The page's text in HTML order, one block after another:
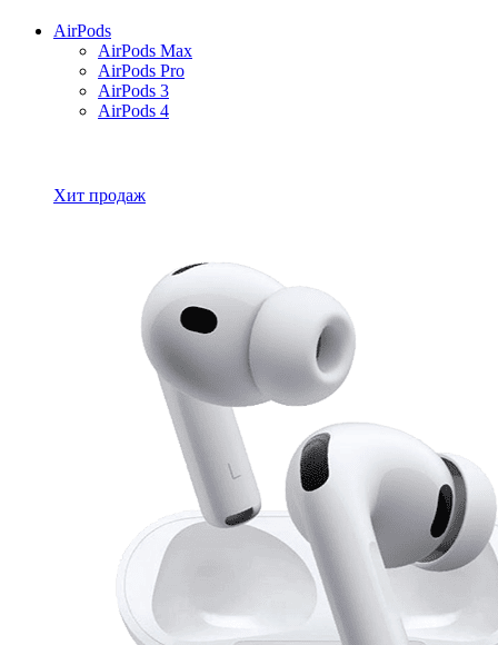
AirPods
AirPods Max
AirPods Pro
AirPods 3
AirPods 4
Хит продаж